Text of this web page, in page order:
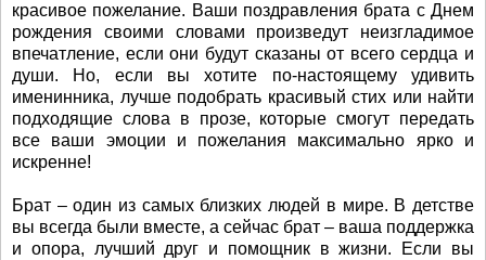
красивое пожелание. Ваши поздравления брата с Днем
рождения своими словами произведут неизгладимое
впечатление, если они будут сказаны от всего сердца и
души. Но, если вы хотите по-настоящему удивить
именинника, лучше подобрать красивый стих или найти
подходящие слова в прозе, которые смогут передать
все ваши эмоции и пожелания максимально ярко и
искренне!
Брат – один из самых близких людей в мире. В детстве
вы всегда были вместе, а сейчас брат – ваша поддержка
и опора, лучший друг и помощник в жизни. Если вы